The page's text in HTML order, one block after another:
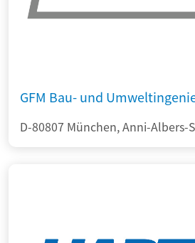
GFM Bau- und
D-80807 München, Anni-Albers-